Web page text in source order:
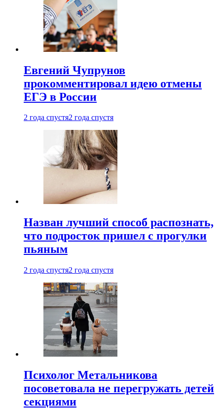
Евгений Чупрунов
прокомментировал идею отмены
ЕГЭ в России
2 года спустя2 года спустя
Назван лучший способ распознать,
что подросток пришел с прогулки
пьяным
2 года спустя2 года спустя
Психолог Метальникова
посоветовала не перегружать детей
секциями